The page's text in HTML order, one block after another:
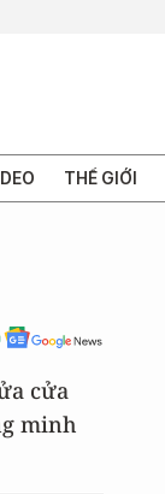
THẾ GIỚI
cửa
minh